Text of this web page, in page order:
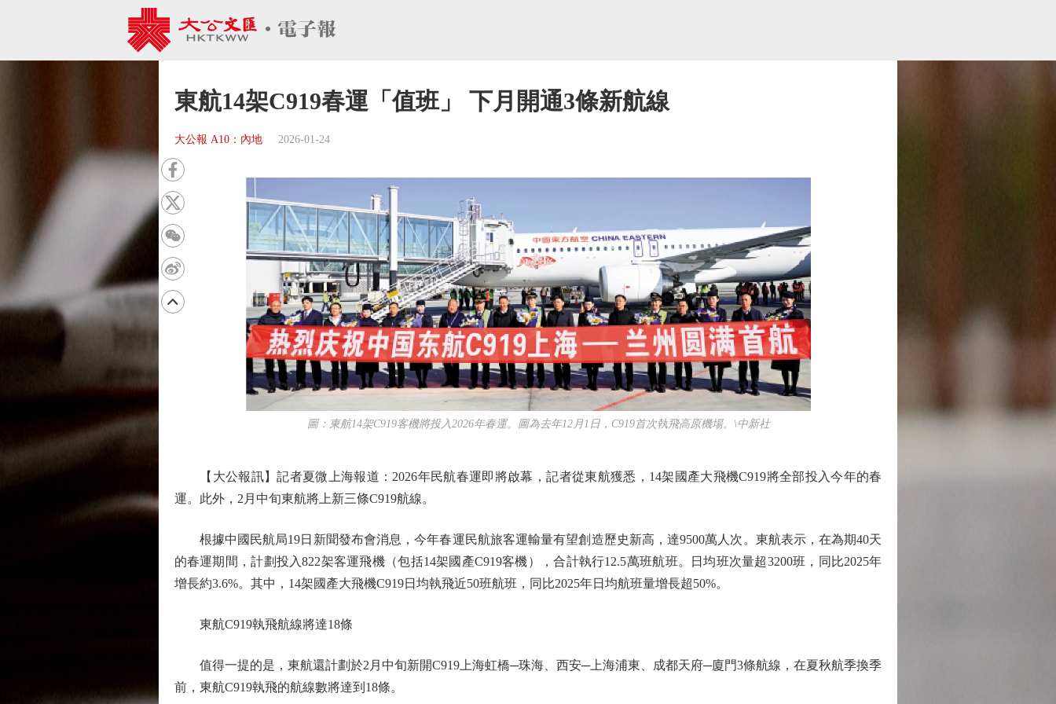
東航14架C919春運「值班」 下月開通3條新航線
大公報 A10：內地 2026-01-24
圖：東航14架C919客機將投入2026年春運。圖為去年12月1日，C919首次執飛高原機場。\中新社
【大公報訊】記者夏微上海報道：2026年民航春運即將啟幕，記者從東航獲悉，14架國產大飛機C919將全部投入今年的春
運。此外，2月中旬東航將上新三條C919航線。
根據中國民航局19日新聞發布會消息，今年春運民航旅客運輸量有望創造歷史新高，達9500萬人次。東航表示，在為期40天
的春運期間，計劃投入822架客運飛機（包括14架國產C919客機），合計執行12.5萬班航班。日均班次量超3200班，同比2025年
增長約3.6%。其中，14架國產大飛機C919日均執飛近50班航班，同比2025年日均航班量增長超50%。
東航C919執飛航線將達18條
值得一提的是，東航還計劃於2月中旬新開C919上海虹橋─珠海、西安─上海浦東、成都天府─廈門3條航線，在夏秋航季換季
前，東航C919執飛的航線數將達到18條。